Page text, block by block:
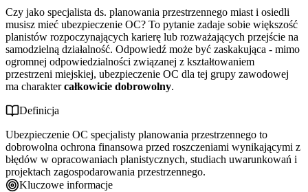
Czy jako specjalista ds. planowania przestrzennego miast i osiedli
musisz mieć ubezpieczenie OC? To pytanie zadaje sobie większość
planistów rozpoczynających karierę lub rozważających przejście na
samodzielną działalność. Odpowiedź może być zaskakująca - mimo
ogromnej odpowiedzialności związanej z kształtowaniem
przestrzeni miejskiej, ubezpieczenie OC dla tej grupy zawodowej
ma charaktercałkowicie dobrowolny.
Definicja
Ubezpieczenie OC specjalisty planowania przestrzennego to
dobrowolna ochrona finansowa przed roszczeniami wynikającymi z
błędów w opracowaniach planistycznych, studiach uwarunkowań i
projektach zagospodarowania przestrzennego.
Kluczowe informacje